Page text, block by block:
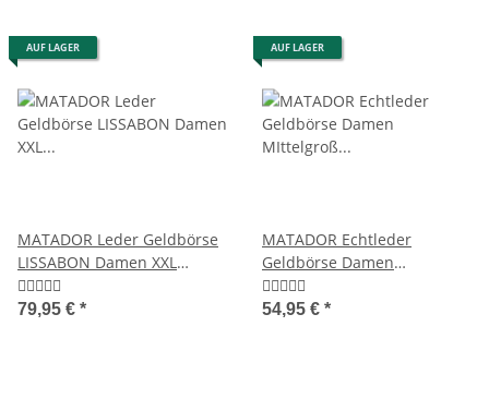
AUF LAGER
MATADOR Leder Geldbörse
LISSABON Damen XXL
Portemonnaie RFID
79,95 € *
AUF LAGER
MATADOR Echtleder
Geldbörse Damen
MIttelgroß XXL RFID TüV
54,95 € *